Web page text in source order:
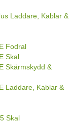
Laddare, Kablar &
Fodral
Skal
Skärmskydd &
Laddare, Kablar &
Skal